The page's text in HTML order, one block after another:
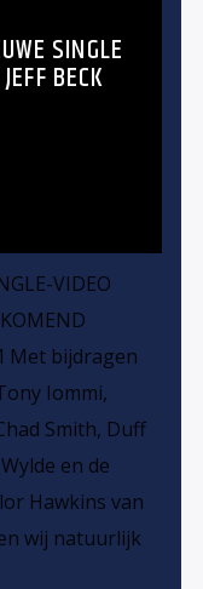
SINGLE
BECK
VIDEO
Met bijdragen
Iommi,
Smith, Duff
en de
Hawkins van
wij natuurlijk